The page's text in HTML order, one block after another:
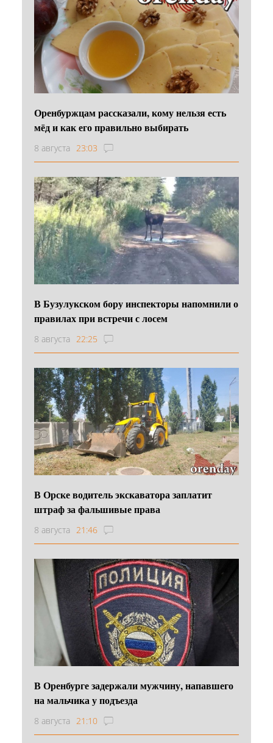
Оренбуржцам рассказали, кому нельзя есть
мёд и как его правильно выбирать
8 августа 23:03
В Бузулукском бору инспекторы напомнили о
правилах при встречи с лосем
8 августа 22:25
В Орске водитель экскаватора заплатит
штраф за фальшивые права
8 августа 21:46
В Оренбурге задержали мужчину, напавшего
на мальчика у подъезда
8 августа 21:10